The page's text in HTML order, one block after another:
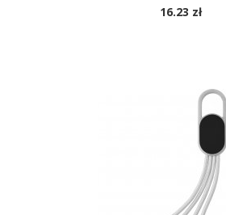
16.23 zł